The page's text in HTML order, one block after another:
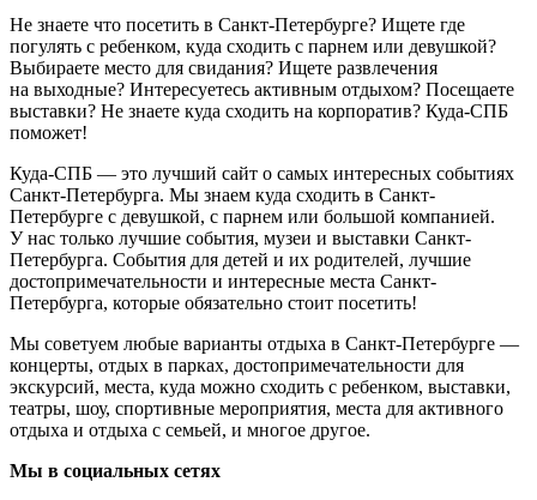
Не знаете что посетить в Санкт-Петербурге? Ищете где
погулять с ребенком, куда сходить с парнем или девушкой?
Выбираете место для свидания? Ищете развлечения
на выходные? Интересуетесь активным отдыхом? Посещаете
выставки? Не знаете куда сходить на корпоратив? Куда-СПБ
поможет!
Куда-СПБ — это лучший сайт о самых интересных событиях
Санкт-Петербурга. Мы знаем куда сходить в Санкт-
Петербурге с девушкой, с парнем или большой компанией.
У нас только лучшие события, музеи и выставки Санкт-
Петербурга. События для детей и их родителей, лучшие
достопримечательности и интересные места Санкт-
Петербурга, которые обязательно стоит посетить!
Мы советуем любые варианты отдыха в Санкт-Петербурге —
концерты, отдых в парках, достопримечательности для
экскурсий, места, куда можно сходить с ребенком, выставки,
театры, шоу, спортивные мероприятия, места для активного
отдыха и отдыха с семьей, и многое другое.
Мы в социальных сетях